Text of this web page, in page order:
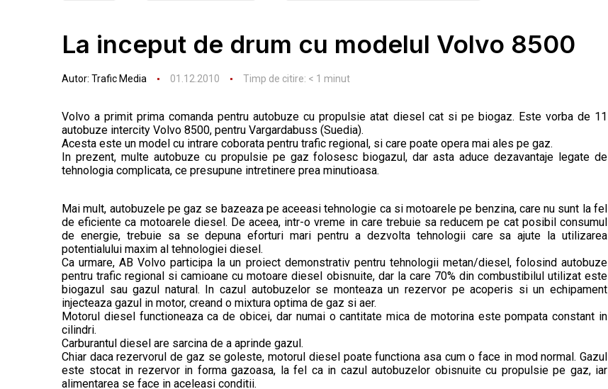
La inceput de drum cu modelul Volvo 8500
Autor: Trafic Media 01.12.2010 Timp de citire: < 1 minut
Volvo a primit prima comanda pentru autobuze cu propulsie atat diesel cat si pe biogaz. Este vorba de 11
autobuze intercity Volvo 8500, pentru Vargardabuss (Suedia).
Acesta este un model cu intrare coborata pentru trafic regional, si care poate opera mai ales pe gaz.
In prezent, multe autobuze cu propulsie pe gaz folosesc biogazul, dar asta aduce dezavantaje legate de
tehnologia complicata, ce presupune intretinere prea minutioasa.
Mai mult, autobuzele pe gaz se bazeaza pe aceeasi tehnologie ca si motoarele pe benzina, care nu sunt la fel
de eficiente ca motoarele diesel. De aceea, intr-o vreme in care trebuie sa reducem pe cat posibil consumul
de energie, trebuie sa se depuna eforturi mari pentru a dezvolta tehnologii care sa ajute la utilizarea
potentialului maxim al tehnologiei diesel.
Ca urmare, AB Volvo participa la un proiect demonstrativ pentru tehnologii metan/diesel, folosind autobuze
pentru trafic regional si camioane cu motoare diesel obisnuite, dar la care 70% din combustibilul utilizat este
biogazul sau gazul natural. In cazul autobuzelor se monteaza un rezervor pe acoperis si un echipament
injecteaza gazul in motor, creand o mixtura optima de gaz si aer.
Motorul diesel functioneaza ca de obicei, dar numai o cantitate mica de motorina este pompata constant in
cilindri.
Carburantul diesel are sarcina de a aprinde gazul.
Chiar daca rezervorul de gaz se goleste, motorul diesel poate functiona asa cum o face in mod normal. Gazul
este stocat in rezervor in forma gazoasa, la fel ca in cazul autobuzelor obisnuite cu propulsie pe gaz, iar
alimentarea se face in aceleasi conditii.